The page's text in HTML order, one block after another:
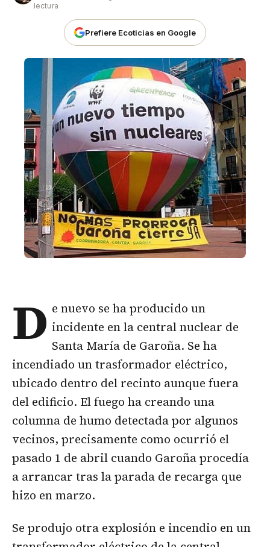
lectura
Prefiere Ecoticias en Google
D e nuevo se ha producido un
incidente en la central nuclear de
Santa María de Garoña. Se ha
incendiado un trasformador eléctrico,
ubicado dentro del recinto aunque fuera
del edificio. El fuego ha creando una
columna de humo detectada por algunos
vecinos, precisamente como ocurrió el
pasado 1 de abril cuando Garoña procedía
a arrancar tras la parada de recarga que
hizo en marzo.
Se produjo otra explosión e incendio en un